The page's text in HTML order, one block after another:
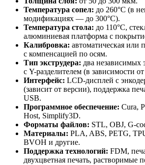
Температура сопел: до 260°C (в
модификациях — до 300°C).
Температура стола: до 110°C,
алюминиевая платформа с
Калибровка: автоматическая или
с компенсацией по осям.
Тип экструдера: два независимых
с Y-разделителем (в зависимости
Интерфейс: LCD-дисплей с
(зависит от версии), поддержка
USB.
Программное обеспечение: Cura,
Host, Simplify3D.
Форматы файлов: STL, OBJ, G-
Материалы: PLA, ABS, PETG,
BVOH и другие.
Поддержка технологий: FDM,
двухцветная печать, растворимые